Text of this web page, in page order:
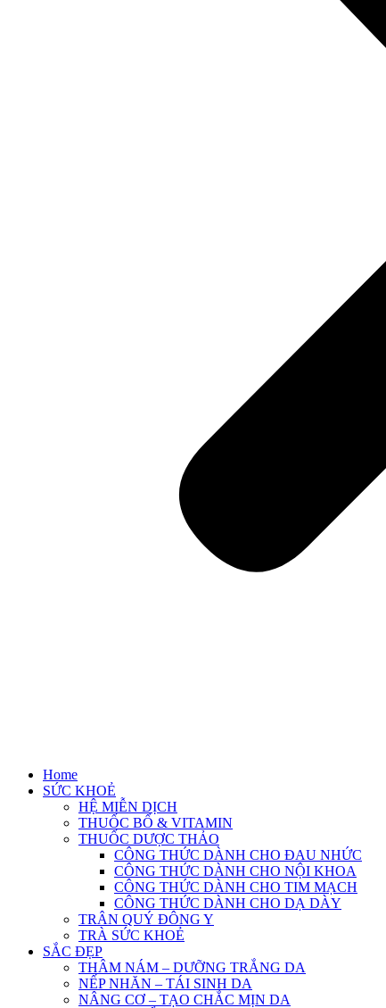
Home
SỨC KHOẺ
HỆ MIỄN DỊCH
THUỐC BỔ & VITAMIN
THUỐC DƯỢC THẢO
CÔNG THỨC DÀNH CHO ĐAU NHỨC
CÔNG THỨC DÀNH CHO NỘI KHOA
CÔNG THỨC DÀNH CHO TIM MẠCH
CÔNG THỨC DÀNH CHO DẠ DÀY
TRÂN QUÝ ĐÔNG Y
TRÀ SỨC KHOẺ
SẮC ĐẸP
THÂM NÁM – DƯỠNG TRẮNG DA
NẾP NHĂN – TÁI SINH DA
NÂNG CƠ – TẠO CHẮC MỊN DA